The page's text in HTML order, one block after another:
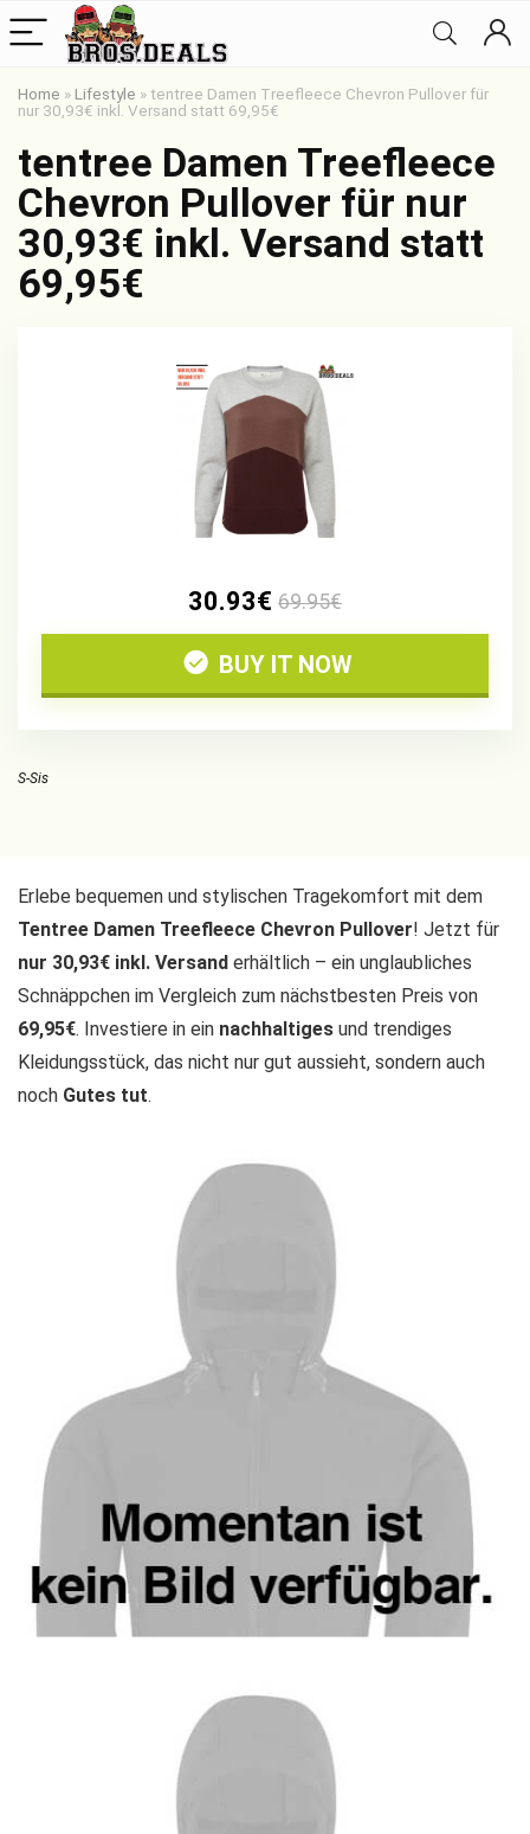
Home » Lifestyle »tentree Damen Treefleece Chevron Pullover für
nur 30,93€ inkl. Versand statt 69,95€
tentree Damen Treefleece
Chevron Pullover für nur
30,93€ inkl. Versand statt
69,95€
30.93€ 69.95€
BUY IT NOW
S-Sis
Erlebe bequemen und stylischen Tragekomfort mit dem
Tentree Damen Treefleece Chevron Pullover! Jetzt für
nur 30,93€ inkl. Versand erhältlich – ein unglaubliches
Schnäppchen im Vergleich zum nächstbesten Preis von
69,95€. Investiere in ein nachhaltiges und trendiges
Kleidungsstück, das nicht nur gut aussieht, sondern auch
noch Gutes tut.